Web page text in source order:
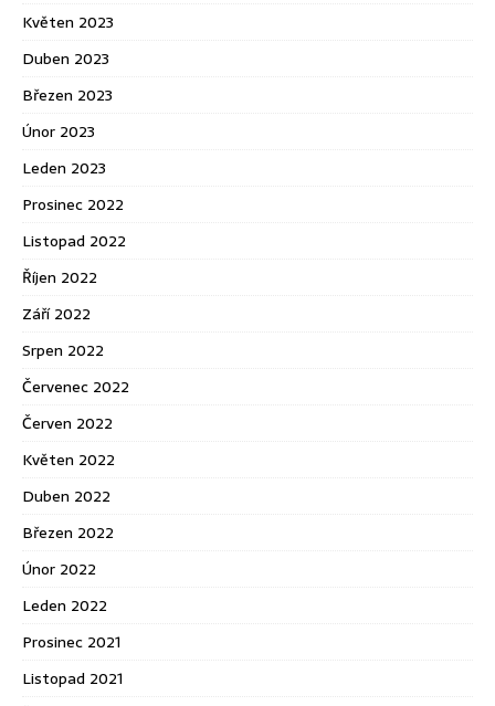
Květen 2023
Duben 2023
Březen 2023
Únor 2023
Leden 2023
Prosinec 2022
Listopad 2022
Říjen 2022
Září 2022
Srpen 2022
Červenec 2022
Červen 2022
Květen 2022
Duben 2022
Březen 2022
Únor 2022
Leden 2022
Prosinec 2021
Listopad 2021